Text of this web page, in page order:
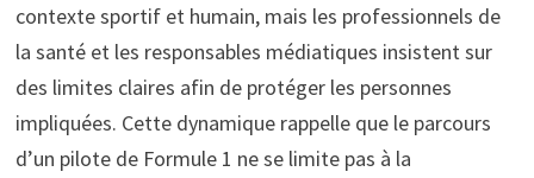
contexte sportif et humain, mais les professionnels de
la santé et les responsables médiatiques insistent sur
des limites claires afin de protéger les personnes
impliquées. Cette dynamique rappelle que le parcours
d’un pilote de Formule 1 ne se limite pas à la